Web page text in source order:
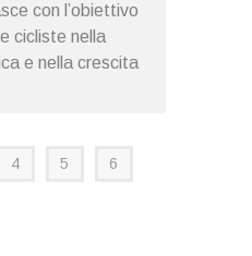
con l’obiettivo
cicliste nella
e nella crescita
4 5 6